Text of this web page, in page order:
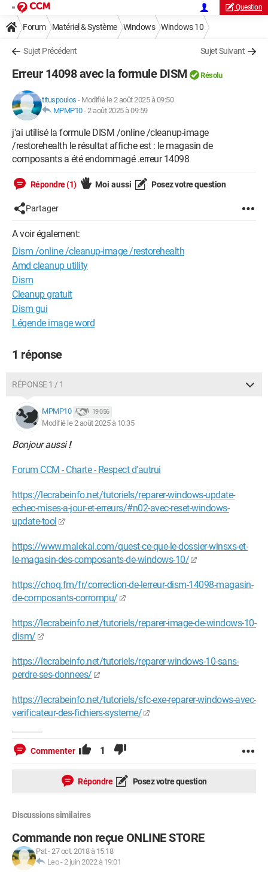
Question
Forum Matériel & Système Windows Windows 10
Sujet Précédent Sujet Suivant
Erreur 14098 avec la formule DISM Résolu
tituspoulos - Modifié le 2 août 2025 à 09:50
MPMP10-2 août 2025 à 09:59
j'ai utilisé la formule DISM /online /cleanup-image
/restorehealth le résultat affiche est : le magasin de
composants a été endommagé .erreur 14098
Répondre (1) Moi aussi Posez votre question
Partager
A voir également:
Dism /online /cleanup-image /restorehealth
Amd cleanup utility
Dism
Cleanup gratuit
Dism gui
Légende image word
1 réponse
RÉPONSE 1 / 1
MPMP10 19 056
Modifié le 2 août 2025 à 10:35
Bonjour aussi!
Forum CCM - Charte - Respect d'autrui
https://lecrabeinfo.net/tutoriels/reparer-windows-update-
echec-mises-a-jour-et-erreurs/#n02-avec-reset-windows-
update-tool
https://www.malekal.com/quest-ce-que-le-dossier-winsxs-et-
le-magasin-des-composants-de-windows-10/
https://choq.fm/fr/correction-de-lerreur-dism-14098-magasin-
de-composants-corrompu/
https://lecrabeinfo.net/tutoriels/reparer-image-de-windows-10-
dism/
https://lecrabeinfo.net/tutoriels/reparer-windows-10-sans-
perdre-ses-donnees/
https://lecrabeinfo.net/tutoriels/sfc-exe-reparer-windows-avec-
verificateur-des-fichiers-systeme/
Commenter 1
Répondre Posez votre question
Discussions similaires
Commande non reçue ONLINE STORE
Pat-27 oct. 2018 à 15:18
Leo-2 juin 2022 à 19:01